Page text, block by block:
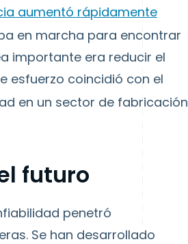
aumentó rápidamente
en marcha para encontrar
importante era reducir el
esfuerzo coincidió con el
en un sector de fabricación
futuro
penetró
Se han desarrollado